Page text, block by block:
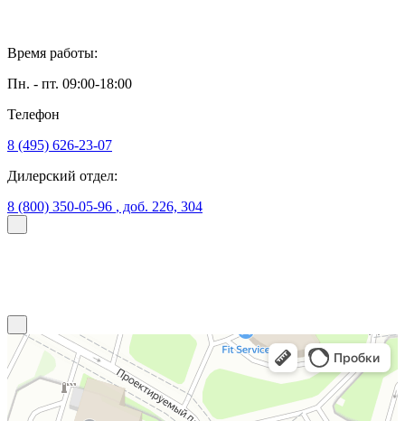
Время работы:
Пн. - пт. 09:00-18:00
Телефон
8 (495) 626-23-07
Дилерский отдел:
8 (800) 350-05-96 , доб. 226, 304